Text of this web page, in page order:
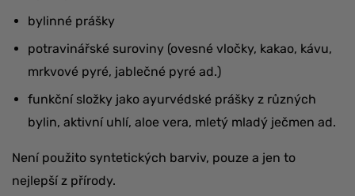
bylinné prášky
potravinářské suroviny (ovesné vločky, kakao, kávu,
mrkvové pyré, jablečné pyré ad.)
funkční složky jako ayurvédské prášky z různých
bylin, aktivní uhlí, aloe vera, mletý mladý ječmen ad.
Není použito syntetických barviv, pouze a jen to
nejlepší z přírody.